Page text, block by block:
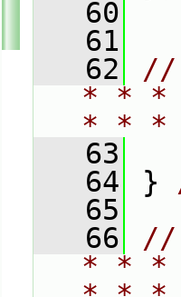
   60
   61
   62
//
* * *
* *
   63
   64
}
   65
   66
//
* * *